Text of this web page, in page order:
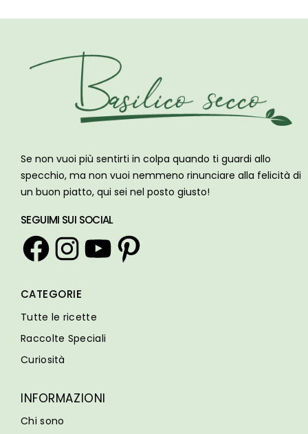
Se non vuoi più sentirti in colpa quando ti guardi allo
specchio, ma non vuoi nemmeno rinunciare alla felicità di
un buon piatto, qui sei nel posto giusto!
SEGUIMI SUI SOCIAL
Facebook
Instagram
YouTube
Pinterest
CATEGORIE
Tutte le ricette
Raccolte Speciali
Curiosità
INFORMAZIONI
Chi sono